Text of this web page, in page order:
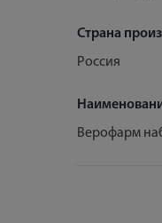
Страна
Россия
Верофарм